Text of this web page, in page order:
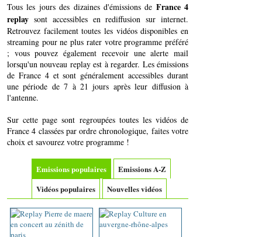
Tous les jours des dizaines d'émissions de France 4
replay sont accessibles en rediffusion sur internet.
Retrouvez facilement toutes les vidéos disponibles en
streaming pour ne plus rater votre programme préféré
; vous pouvez également recevoir une alerte mail
lorsqu'un nouveau replay est à regarder. Les émissions
de France 4 et sont généralement accessibles durant
une période de 7 à 21 jours après leur diffusion à
l'antenne.
Sur cette page sont regroupées toutes les vidéos de
France 4 classées par ordre chronologique, faites votre
choix et savourez votre programme !
Emissions populaires
Emissions A-Z
Vidéos populaires
Nouvelles vidéos